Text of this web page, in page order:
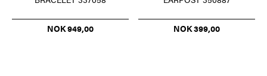
NOK 949,00 NOK 399,00